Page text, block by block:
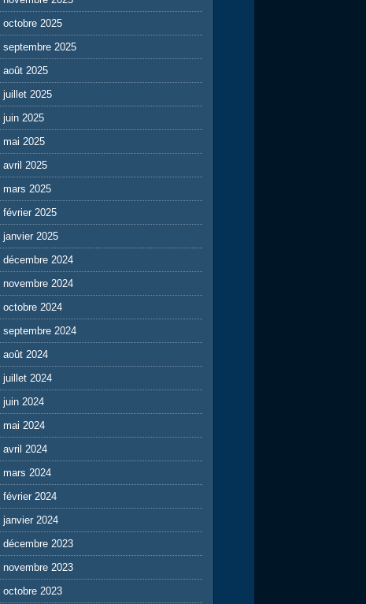
octobre 2025
septembre 2025
août 2025
juillet 2025
juin 2025
mai 2025
avril 2025
mars 2025
février 2025
janvier 2025
décembre 2024
novembre 2024
octobre 2024
septembre 2024
août 2024
juillet 2024
juin 2024
mai 2024
avril 2024
mars 2024
février 2024
janvier 2024
décembre 2023
novembre 2023
octobre 2023